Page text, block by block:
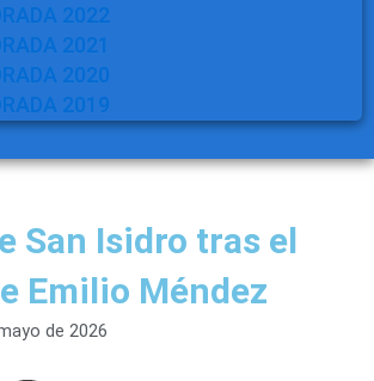
2022
2021
2020
2019
San Isidro tras el
Emilio Méndez
de 2026